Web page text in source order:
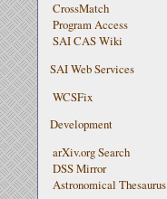
CrossMatch
Program Access
SAI CAS Wiki
SAI Web Services
WCSFix
Development
arXiv.org Search
DSS Mirror
Astronomical Thesaurus